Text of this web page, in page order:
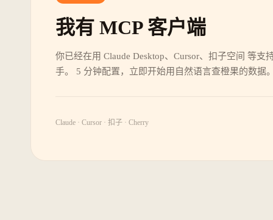
我有 MCP 客户端
你已经在用 Claude Desktop、Cursor、扣子空间 等支
手。 5 分钟配置，立即开始用自然语言查橙果的数据
Claude · Cursor · 扣子 · Cherry